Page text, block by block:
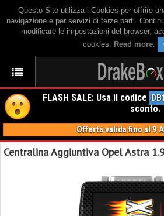
Questo Sito utilizza i Cookies per offrire
navigazione e per servizi di terze parti.
modificare le impostazioni del browser,
cookies. Read more.
FLASH SALE: Usa il codice
sconto.
Offerta valida fino al 9
Centralina Aggiuntiva Opel Astra